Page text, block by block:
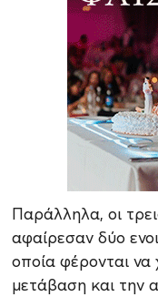
Παράλληλα, οι
αφαίρεσαν δύο
οποία φέρονται να
μετάβαση και την